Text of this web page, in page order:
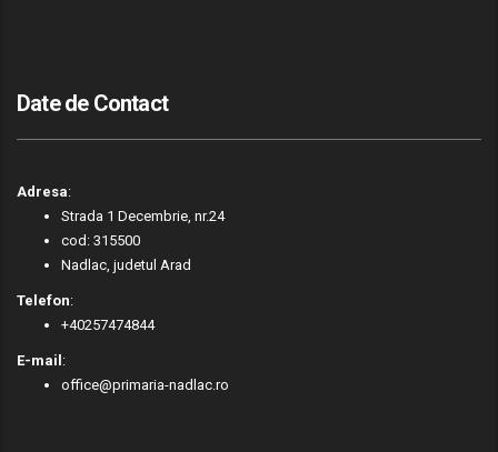
Date de Contact
Adresa:
Strada 1 Decembrie, nr.24
cod: 315500
Nadlac, judetul Arad
Telefon:
+40257474844
E-mail :
office@primaria-nadlac.ro